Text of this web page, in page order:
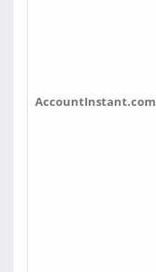
AccountInstant.com